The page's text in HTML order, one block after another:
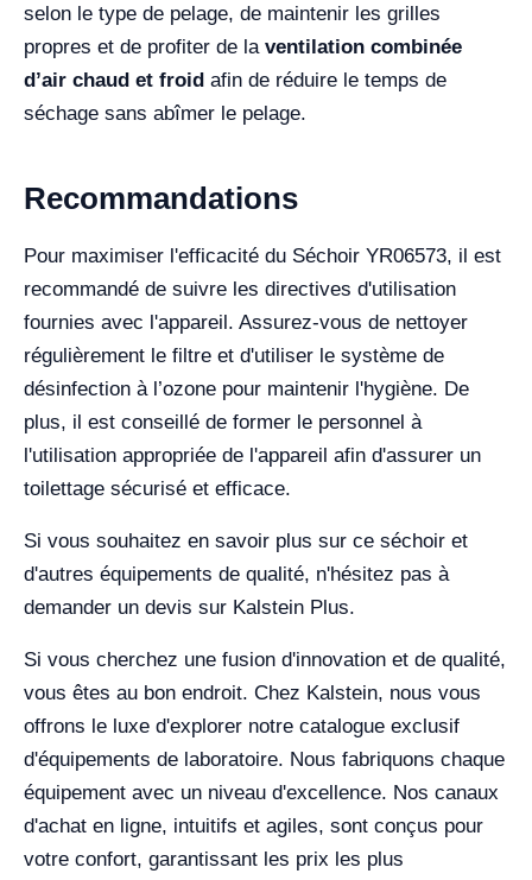
selon le type de pelage, de maintenir les grilles
propres et de profiter de la ventilation combinée
d’air chaud et froid afin de réduire le temps de
séchage sans abîmer le pelage.
Recommandations
Pour maximiser l'efficacité du Séchoir YR06573, il est
recommandé de suivre les directives d'utilisation
fournies avec l'appareil. Assurez-vous de nettoyer
régulièrement le filtre et d'utiliser le système de
désinfection à l’ozone pour maintenir l'hygiène. De
plus, il est conseillé de former le personnel à
l'utilisation appropriée de l'appareil afin d'assurer un
toilettage sécurisé et efficace.
Si vous souhaitez en savoir plus sur ce séchoir et
d'autres équipements de qualité, n'hésitez pas à
demander un devis sur Kalstein Plus.
Si vous cherchez une fusion d'innovation et de qualité,
vous êtes au bon endroit. Chez Kalstein, nous vous
offrons le luxe d'explorer notre catalogue exclusif
d'équipements de laboratoire. Nous fabriquons chaque
équipement avec un niveau d'excellence. Nos canaux
d'achat en ligne, intuitifs et agiles, sont conçus pour
votre confort, garantissant les prix les plus